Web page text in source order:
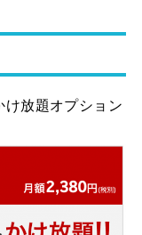
け放題オプション